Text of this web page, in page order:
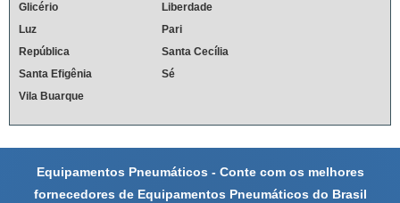
Glicério
Liberdade
Luz
Pari
República
Santa Cecília
Santa Efigênia
Sé
Vila Buarque
Equipamentos Pneumáticos - Conte com os melhores
fornecedores de Equipamentos Pneumáticos do Brasil